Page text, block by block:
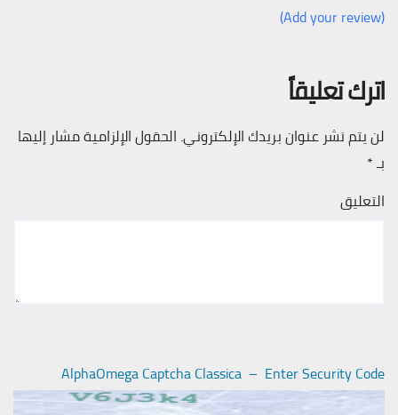
(Add your review)
اترك تعليقاً
لن يتم نشر عنوان بريدك الإلكتروني. الحقول الإلزامية مشار إليها
بـ*
التعليق
AlphaOmega Captcha Classica – Enter Security Code